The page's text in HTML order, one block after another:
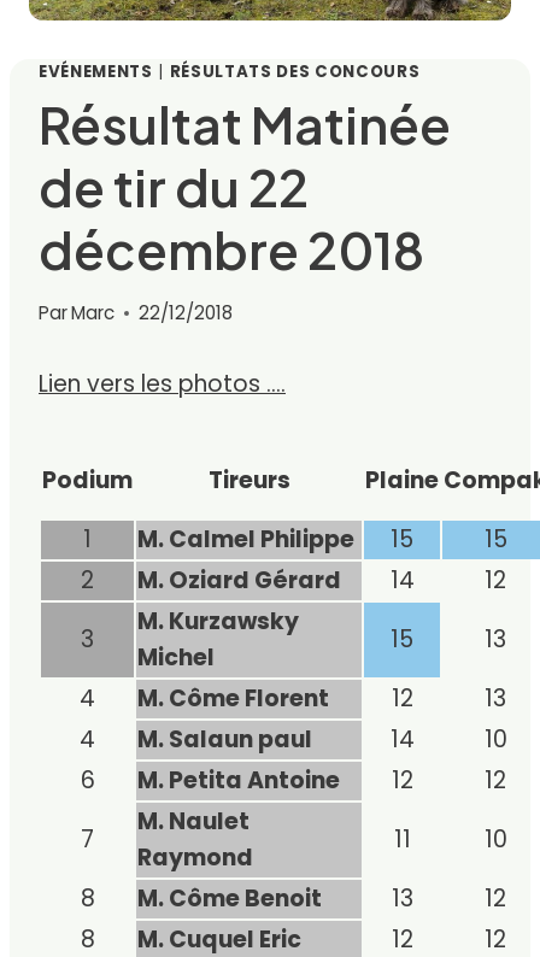
EVÉNEMENTS | RÉSULTATS DES CONCOURS
Résultat Matinée
de tir du 22
décembre 2018
ParMarc 22/12/2018
Lien vers les photos ….
Podium Tireurs Plaine
1
M. Calmel Philippe 15
15
2
M. Oziard Gérard 14
12
3
M. Kurzawsky
Michel
15
13
4
M. Côme Florent 12
13
4
M. Salaun paul 14
10
6
M. Petita Antoine 12
12
7
M. Naulet
Raymond
11
10
8
M. Côme Benoit 13
12
8
M. Cuquel Eric 12
12